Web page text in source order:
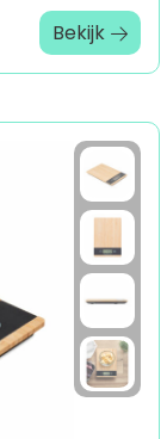
Bekijk